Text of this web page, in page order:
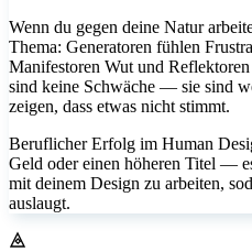
Wenn du gegen deine Natur
Thema: Generatoren fühlen
Manifestoren Wut und
sind keine Schwäche — sie sind
zeigen, dass etwas nicht stimmt.
Beruflicher Erfolg im Human
Geld oder einen höheren Titel —
mit deinem Design zu arbeiten,
auslaugt.